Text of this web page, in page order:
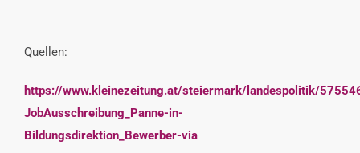
Quellen:
https://www.kleinezeitung.at/steiermark/landespolitik/
JobAusschreibung_Panne-in-
Bildungsdirektion_Bewerber-via